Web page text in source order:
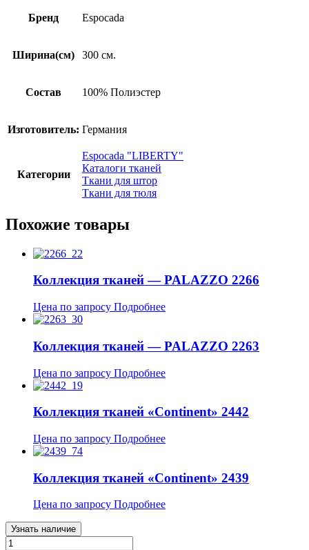
Бренд Espocada
Ширина(см) 300 см.
Состав 100% Полиэстер
Изготовитель: Германия
Категории
Espocada "LIBERTY"
Каталоги тканей
Ткани для штор
Ткани для тюля
Похожие товары
Коллекция тканей — PALAZZO 2266
Цена по запросу Подробнее
Коллекция тканей — PALAZZO 2263
Цена по запросу Подробнее
Коллекция тканей «Continent» 2442
Цена по запросу Подробнее
Коллекция тканей «Continent» 2439
Цена по запросу Подробнее
Узнать наличие